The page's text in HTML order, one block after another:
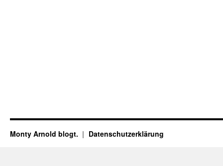
Monty Arnold blogt. Datenschutz­erklärung